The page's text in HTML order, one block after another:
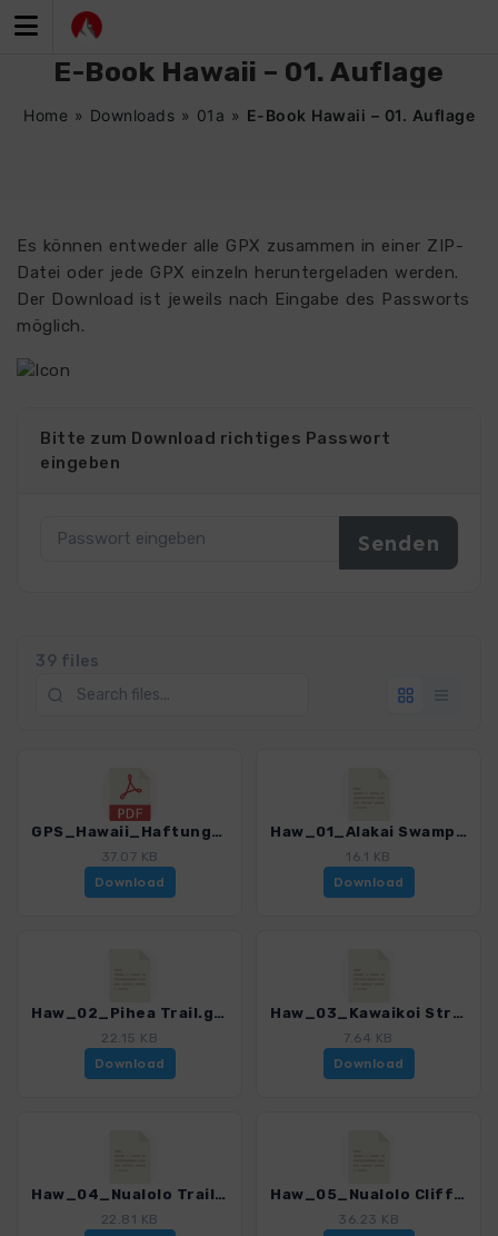
Inhalt
E-Book Hawaii – 01. Auflage
Home » Downloads » 01a » E-Book Hawaii – 01. Auflage
Es können entweder alle GPX zusammen in einer ZIP-
Datei oder jede GPX einzeln heruntergeladen werden.
Der Download ist jeweils nach Eingabe des Passworts
möglich.
Bitte zum Download richtiges Passwort
eingeben
39 files
GPS_Hawaii_Haftungsausschluss, Nutzungsbedingungen und Hinweise.pdf
37.07 KB
Download
Haw_01_Alakai Swamp Trail.gpx
16.1 KB
Download
Haw_02_Pihea Trail.gpx
22.15 KB
Download
Haw_03_Kawaikoi Stream Trail.gpx
7.64 KB
Download
Haw_04_Nualolo Trail.gpx
22.81 KB
Haw_05_Nualolo Cliff Trail.gpx
36.23 KB